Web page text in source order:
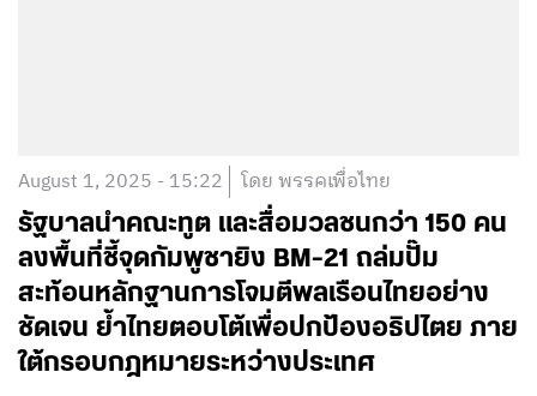
August 1, 2025 - 15:22 โดย พรรคเพื่อไทย
รัฐบาลนำคณะทูต และสื่อมวลชนกว่า 150 คน
ลงพื้นที่ชี้จุดกัมพูชายิง BM-21 ถล่มปั๊ม
สะท้อนหลักฐานการโจมตีพลเรือนไทยอย่าง
ชัดเจน ย้ำไทยตอบโต้เพื่อปกป้องอธิปไตย ภาย
ใต้กรอบกฎหมายระหว่างประเทศ